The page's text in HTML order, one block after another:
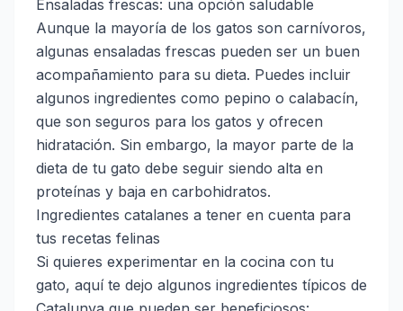
Ensaladas frescas: una opción saludable
Aunque la mayoría de los gatos son carnívoros,
algunas ensaladas frescas pueden ser un buen
acompañamiento para su dieta. Puedes incluir
algunos ingredientes como pepino o calabacín,
que son seguros para los gatos y ofrecen
hidratación. Sin embargo, la mayor parte de la
dieta de tu gato debe seguir siendo alta en
proteínas y baja en carbohidratos.
Ingredientes catalanes a tener en cuenta para
tus recetas felinas
Si quieres experimentar en la cocina con tu
gato, aquí te dejo algunos ingredientes típicos de